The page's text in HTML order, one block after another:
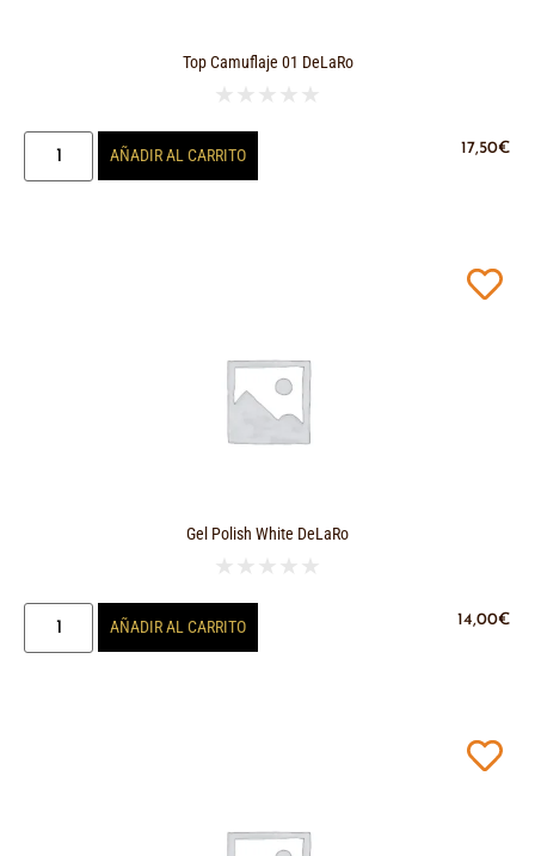
Top Camuflaje 01 DeLaRo
★ ★ ★ ★ ★
17,50€
AÑADIR AL CARRITO
Gel Polish White DeLaRo
★ ★ ★ ★ ★
14,00€
AÑADIR AL CARRITO